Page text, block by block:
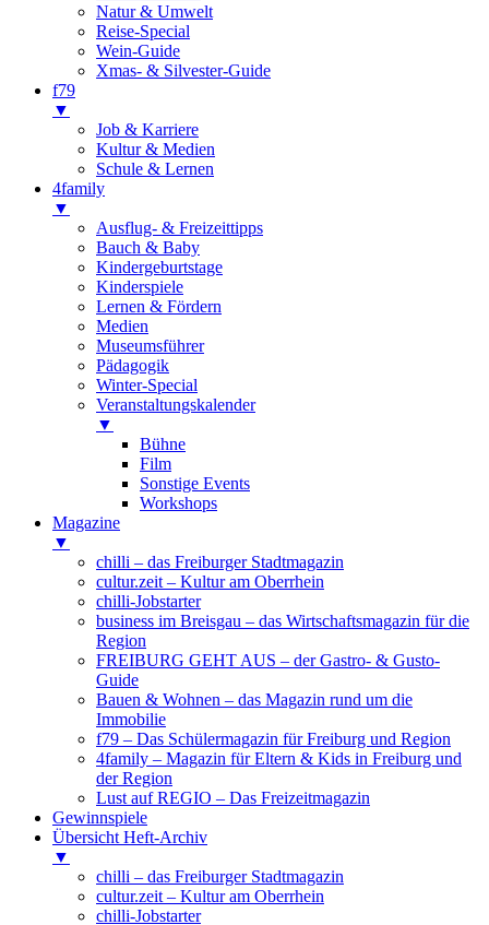
Natur & Umwelt
Reise-Special
Wein-Guide
Xmas- & Silvester-Guide
f79
▼
Job & Karriere
Kultur & Medien
Schule & Lernen
4family
▼
Ausflug- & Freizeittipps
Bauch & Baby
Kindergeburtstage
Kinderspiele
Lernen & Fördern
Medien
Museumsführer
Pädagogik
Winter-Special
Veranstaltungskalender
▼
Bühne
Film
Sonstige Events
Workshops
Magazine
▼
chilli – das Freiburger Stadtmagazin
cultur.zeit – Kultur am Oberrhein
chilli-Jobstarter
business im Breisgau – das Wirtschaftsmagazin für die
Region
FREIBURG GEHT AUS – der Gastro- & Gusto-
Guide
Bauen & Wohnen – das Magazin rund um die
Immobilie
f79 – Das Schülermagazin für Freiburg und Region
4family – Magazin für Eltern & Kids in Freiburg und
der Region
Lust auf REGIO – Das Freizeitmagazin
Gewinnspiele
Übersicht Heft-Archiv
▼
chilli – das Freiburger Stadtmagazin
cultur.zeit – Kultur am Oberrhein
chilli-Jobstarter